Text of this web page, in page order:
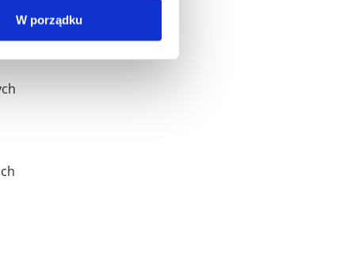
W porządku